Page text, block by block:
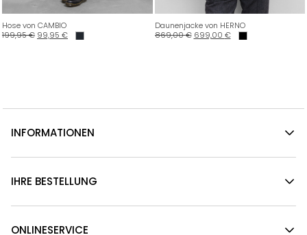
Hose von CAMBIO
199,95€ 99,95 €
Daunenjacke von HERNO
869,00€ 699,00 €
INFORMATIONEN
IHRE BESTELLUNG
ONLINESERVICE